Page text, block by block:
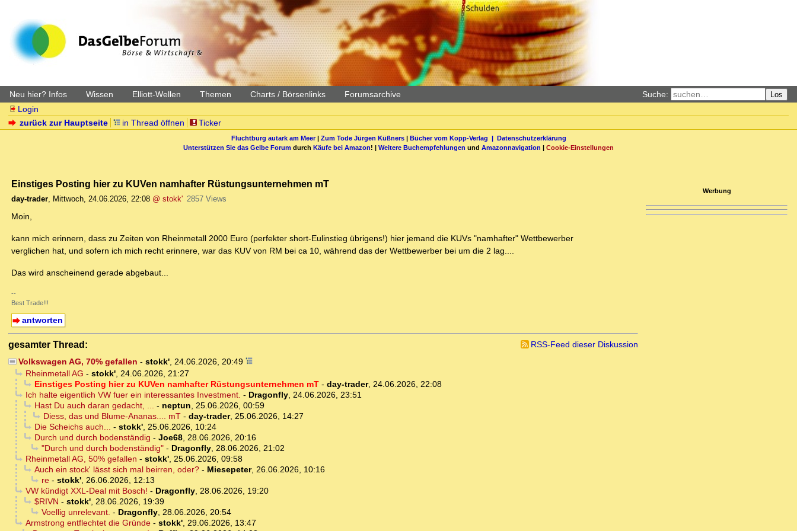
Neu hier? Infos Wissen Elliott-Wellen Themen Charts / Börsenlinks Forumsarchive Suche: Los
Login
zurück zur Hauptseite
in Thread öffnen Ticker
Fluchtburg autark am Meer| Zum Tode Jürgen Küßners| Bücher vom Kopp-Verlag | Datenschutzerklärung
Unterstützen Sie das Gelbe Forum durch Käufe bei Amazon! | Weitere Buchempfehlungen und Amazonnavigation | Cookie-Einstellungen
Einstiges Posting hier zu KUVen namhafter Rüstungsunternehmen mT
day-trader, Mittwoch, 24.06.2026, 22:08 @ stokk' 2857 Views
Moin,
kann mich erinnern, dass zu Zeiten von Rheinmetall 2000 Euro (perfekter short-Eulinstieg übrigens!) hier jemand die KUVs "namhafter" Wettbewerber
verglichen hat, und sofern ich mich recht erinnere, war das KUV von RM bei ca 10, während das der Wettbewerber bei um die 2 lag....
Das wird anscheinend gerade abgebaut...
--
Best Trade!!!
antworten
gesamter Thread:
RSS-Feed dieser Diskussion
Volkswagen AG, 70% gefallen - stokk', 24.06.2026, 20:49
Rheinmetall AG - stokk', 24.06.2026, 21:27
Einstiges Posting hier zu KUVen namhafter Rüstungsunternehmen mT- day-trader, 24.06.2026, 22:08
Ich halte eigentlich VW fuer ein interessantes Investment. - Dragonfly, 24.06.2026, 23:51
Hast Du auch daran gedacht, ... - neptun, 25.06.2026, 00:59
Diess, das und Blume-Ananas.... mT- day-trader, 25.06.2026, 14:27
Die Scheichs auch... - stokk', 25.06.2026, 10:24
Durch und durch bodenständig - Joe68, 28.06.2026, 20:16
"Durch und durch bodenständig"- Dragonfly, 28.06.2026, 21:02
Rheinmetall AG, 50% gefallen - stokk', 25.06.2026, 09:58
Auch ein stock' lässt sich mal beirren, oder?- Miesepeter, 26.06.2026, 10:16
re- stokk', 26.06.2026, 12:13
VW kündigt XXL-Deal mit Bosch! - Dragonfly, 28.06.2026, 19:20
$RIVN - stokk', 28.06.2026, 19:39
Voellig unrelevant. - Dragonfly, 28.06.2026, 20:54
Armstrong entflechtet die Gründe- stokk', 29.06.2026, 13:47
Werbung